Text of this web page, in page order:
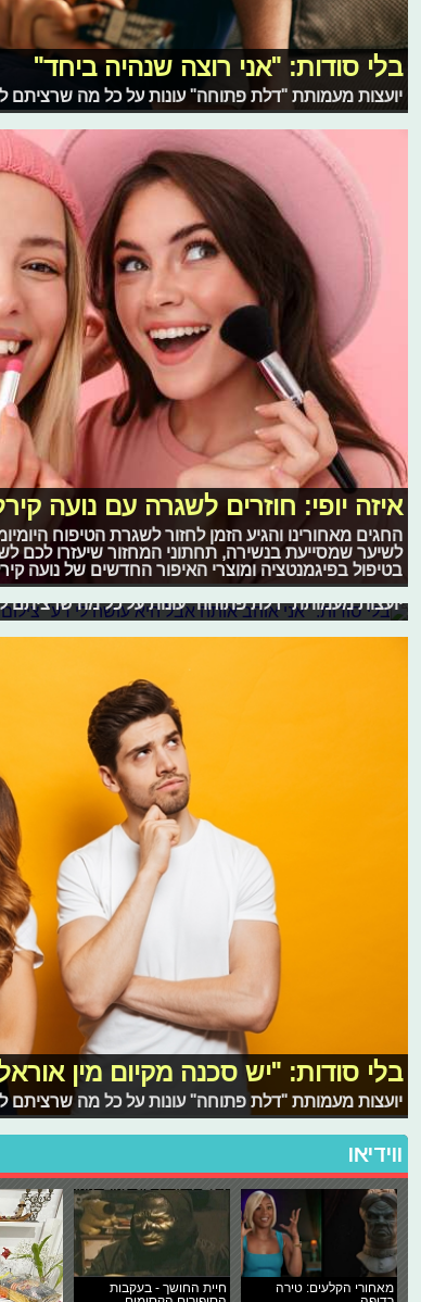
בלי סודות: "אני רוצה שנהיה ביחד"
יועצות מעמותת "דלת פתוחה" עונות על כל מה שרציתם
איזה יופי: חוזרים לשגרה עם נועה
החגים מאחורינו והגיע הזמן לחזור לשגרת הטיפוח
לשיער שמסייעת בנשירה, תחתוני המחזור שיעזרו לכם
בטיפול בפיגמנטציה ומוצרי האיפור החדשים של נועה
בלי סודות: "אני אוהב אותה אבל היא
יועצות מעמותת "דלת פתוחה" עונות על כל מה שרציתם
בלי סודות: "יש סכנה מקיום מין
יועצות מעמותת "דלת פתוחה" עונות על כל מה שרציתם
ווידיאו
מאחורי הקלעים: טירה
חיית החושך - בעקבות